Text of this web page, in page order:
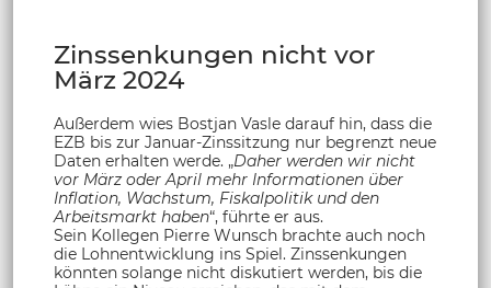
Zinssenkungen nicht vor
März 2024
Außerdem wies Bostjan Vasle darauf hin, dass die
EZB bis zur Januar-Zinssitzung nur begrenzt neue
Daten erhalten werde. „Daher werden wir nicht
vor März oder April mehr Informationen über
Inflation, Wachstum, Fiskalpolitik und den
Arbeitsmarkt haben“, führte er aus.
Sein Kollegen Pierre Wunsch brachte auch noch
die Lohnentwicklung ins Spiel. Zinssenkungen
könnten solange nicht diskutiert werden, bis die